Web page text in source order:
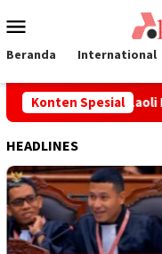
ke
Mobile
Beranda International
Konten Spesial
Lahan di Dusun Laoli
HEADLINES